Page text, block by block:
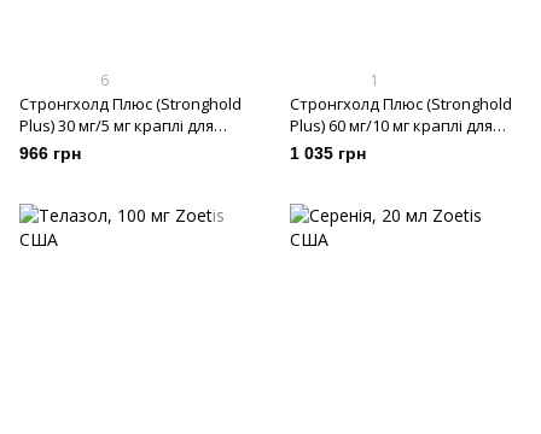
6
Стронгхолд Плюс (Stronghold
Plus) 30 мг/5 мг краплі для
котів 2,5-5 кг, 0,5 мл, № 3
966 грн
1
Стронгхолд Плюс (Stronghold
Plus) 60 мг/10 мг краплі для
котів 5-10 кг, 1 мл, № 3
1 035 грн